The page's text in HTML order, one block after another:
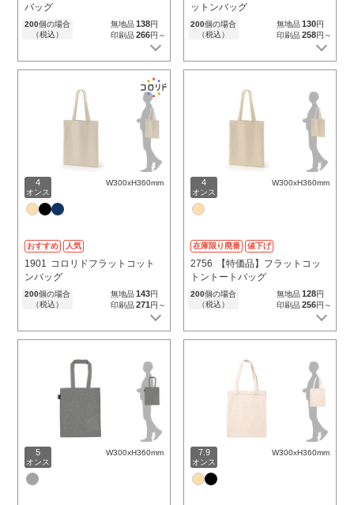
バッグ
200個の場合
（税込）
無地品138円
印刷品266円～
ットンバッグ
200個の場合
（税込）
無地品130円
印刷品258円～
4
オンス
W300xH360mm
おすすめ 人気
1901
コロリドフラットコット
ンバッグ
200個の場合
（税込）
無地品143円
印刷品271円～
4
オンス
W300xH360mm
在庫限り廃番 値下げ
2756
【特価品】フラットコッ
トントートバッグ
200個の場合
（税込）
無地品128円
印刷品256円～
5
オンス
W300xH360mm 7.9
オンス
W300xH360mm